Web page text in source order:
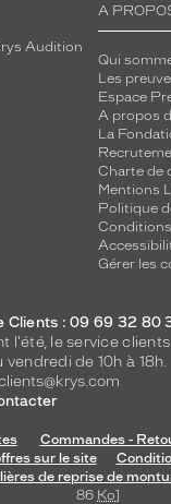
Audition
A
Qui
Les
Espace
A propos
La
Charte de
Mentions
Politique
Gérer les
Clients : 09 69 32 80
l'été, le service
vendredi de 10h à 18h.
Commandes -
sur le site
de reprise de
86 Ko]